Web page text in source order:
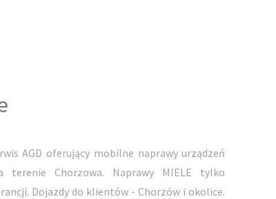
AGD oferujący mobilne naprawy urządzeń
terenie Chorzowa. Naprawy MIELE tylko
Dojazdy do klientów - Chorzów i okolice.